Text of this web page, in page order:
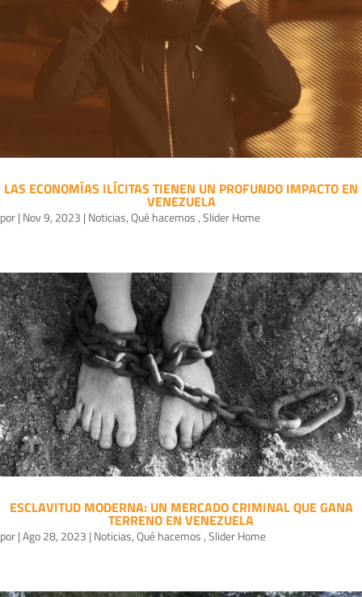
LAS ECONOMÍAS ILÍCITAS TIENEN UN PROFUNDO IMPACTO EN
VENEZUELA
por| Nov 9, 2023 | Noticias,Qué hacemos ,Slider Home
ESCLAVITUD MODERNA: UN MERCADO CRIMINAL QUE GANA
TERRENO EN VENEZUELA
por|Ago 28, 2023 | Noticias,Qué hacemos ,Slider Home